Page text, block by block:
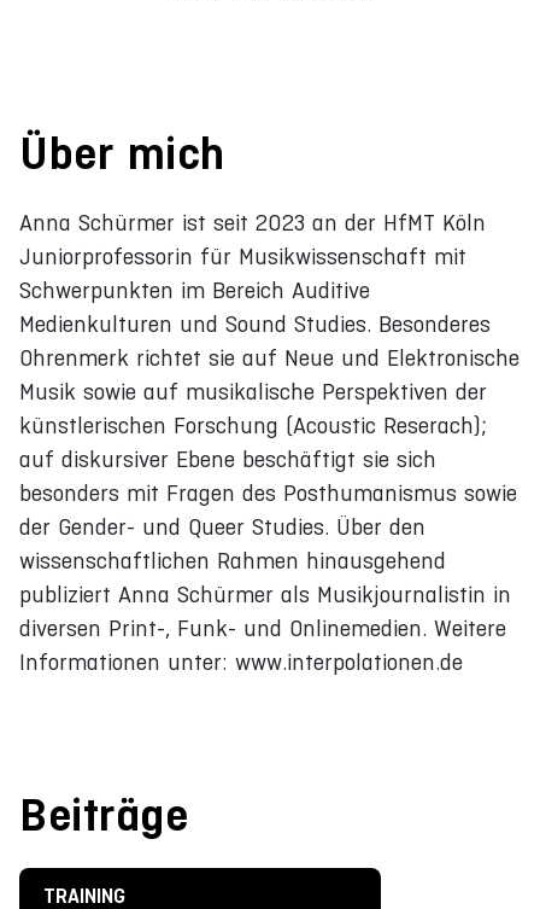
Über mich
Anna Schürmer ist seit 2023 an der HfMT Köln
Juniorprofessorin für Musikwissenschaft mit
Schwerpunkten im Bereich Auditive
Medienkulturen und Sound Studies. Besonderes
Ohrenmerk richtet sie auf Neue und Elektronische
Musik sowie auf musikalische Perspektiven der
künstlerischen Forschung (Acoustic Reserach);
auf diskursiver Ebene beschäftigt sie sich
besonders mit Fragen des Posthumanismus sowie
der Gender- und Queer Studies. Über den
wissenschaftlichen Rahmen hinausgehend
publiziert Anna Schürmer als Musikjournalistin in
diversen Print-, Funk- und Onlinemedien. Weitere
Informationen unter: www.interpolationen.de
Beiträge
TRAINING